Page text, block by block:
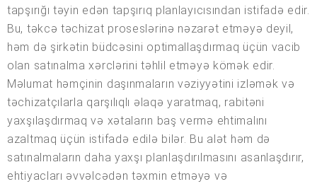
tapşırığı təyin edən tapşırıq planlayıcısından istifadə edir.
Bu, təkcə təchizat proseslərinə nəzarət etməyə deyil,
həm də şirkətin büdcəsini optimallaşdırmaq üçün vacib
olan satınalma xərclərini təhlil etməyə kömək edir.
Məlumat həmçinin daşınmaların vəziyyətini izləmək və
təchizatçılarla qarşılıqlı əlaqə yaratmaq, rabitəni
yaxşılaşdırmaq və xətaların baş vermə ehtimalını
azaltmaq üçün istifadə edilə bilər. Bu alət həm də
satınalmaların daha yaxşı planlaşdırılmasını asanlaşdırır,
ehtiyacları əvvəlcədən təxmin etməyə və